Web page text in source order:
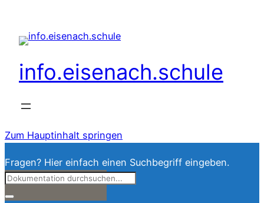
info.eisenach.schule
Zum Hauptinhalt springen
Fragen? Hier einfach einen Suchbegriff eingeben.